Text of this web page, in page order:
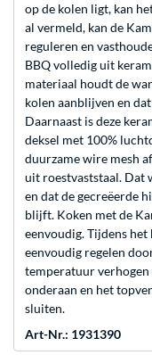
op de kolen ligt, kan
al vermeld, kan de
reguleren en
BBQ volledig uit
materiaal houdt de
kolen aanblijven en
Daarnaast is deze
deksel met 100%
duurzame wire mesh
uit roestvaststaal. Dat
en dat de gecreëerde
blijft. Koken met de
eenvoudig. Tijdens
eenvoudig regelen
temperatuur
onderaan en het
sluiten.
Art-Nr.: 1931390